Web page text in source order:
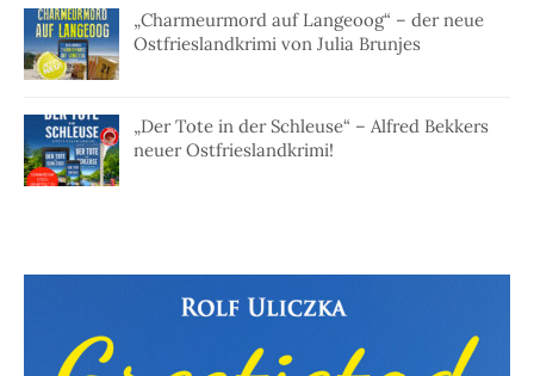
„Charmeurmord auf Langeoog“ – der neue
Ostfrieslandkrimi von Julia Brunjes
„Der Tote in der Schleuse“ – Alfred Bekkers
neuer Ostfrieslandkrimi!